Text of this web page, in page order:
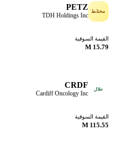
مختلط PETZ
TDH Holdings Inc
القيمة السوقية
15.79 M
حلال CRDF
Cardiff Oncology Inc
القيمة السوقية
115.55 M